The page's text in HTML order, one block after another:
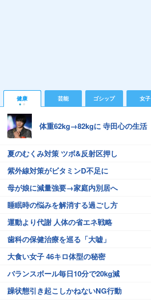
健康 芸能 ゴシップ 女子
体重62kg→82kgに 寺田心の生活
夏のむくみ対策 ツボ&反射区押し
紫外線対策がビタミンD不足に
母が娘に減量強要→家庭内別居へ
睡眠時の悩みを解消する過ごし方
運動より代謝 人体の省エネ戦略
歯科の保健治療を巡る「大嘘」
大食い女子 46キロ体型の秘密
バランスボール毎日10分で20kg減
躁状態引き起こしかねないNG行動